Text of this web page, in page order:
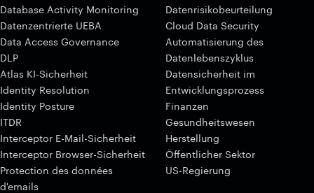
Database Activity Monitoring
Datenzentrierte UEBA
Data Access Governance
DLP
Atlas KI-Sicherheit
Identity Resolution
Identity Posture
ITDR
Interceptor E-Mail-Sicherheit
Interceptor Browser-Sicherheit
Protection des données
d'emails
Datenrisikobeurteilung
Cloud Data Security
Automatisierung des
Datenlebenszyklus
Datensicherheit im
Entwicklungsprozess
Finanzen
Gesundheitswesen
Herstellung
Öffentlicher Sektor
US-Regierung